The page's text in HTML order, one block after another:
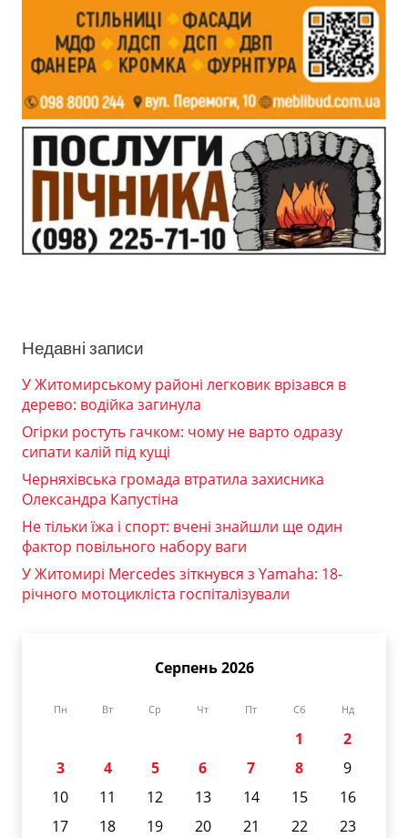
Недавні записи
У Житомирському районі легковик врізався в
дерево: водійка загинула
Огірки ростуть гачком: чому не варто одразу
сипати калій під кущі
Черняхівська громада втратила захисника
Олександра Капустіна
Не тільки їжа і спорт: вчені знайшли ще один
фактор повільного набору ваги
У Житомирі Mercedes зіткнувся з Yamaha: 18-
річного мотоцикліста госпіталізували
Серпень 2026
Пн Вт Ср Чт Пт Сб Нд
1
2
3
4 5 6 7 8
9
10
11 12 13 14 15
16
17
18 19 20 21 22
23